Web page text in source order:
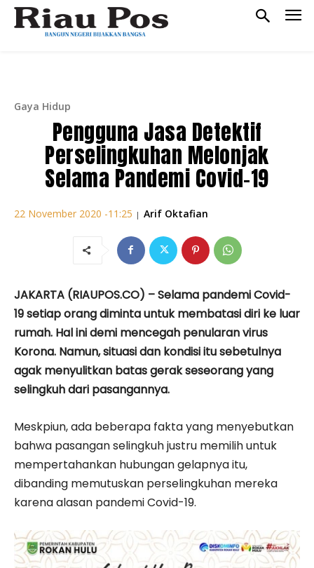
Gaya Hidup
Pengguna Jasa Detektif
Perselingkuhan Melonjak
Selama Pandemi Covid-19
22 November 2020 -11:25 | Arif Oktafian
JAKARTA (RIAUPOS.CO) – Selama pandemi Covid-
19 setiap orang diminta untuk membatasi diri ke luar
rumah. Hal ini demi mencegah penularan virus
Korona. Namun, situasi dan kondisi itu sebetulnya
agak menyulitkan batas gerak seseorang yang
selingkuh dari pasangannya.
Meskpiun, ada beberapa fakta yang menyebutkan
bahwa pasangan selingkuh justru memilih untuk
mempertahankan hubungan gelapnya itu,
dibanding memutuskan perselingkuhan mereka
karena alasan pandemi Covid-19.